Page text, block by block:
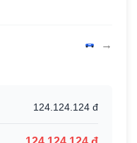
→
124.124.124 đ